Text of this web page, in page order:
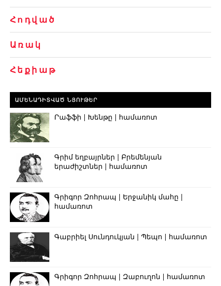
Հոդված
Առակ
Հեքիաթ
ԱՄԵՆԱԴԻՏՎԱԾ ՆՅՈՒԹԵՐ
Րաֆֆի | Խենթը | համառոտ
Գրիմ եղբայրներ | Բրեմենյան
երաժիշտներ | համառոտ
Գրիգոր Զոհրապ | Երջանիկ մահը |
համառոտ
Գաբրիել Սունդուկյան | Պեպո | համառոտ
Գրիգոր Զոհրապ | Զաբուղոն | համառոտ